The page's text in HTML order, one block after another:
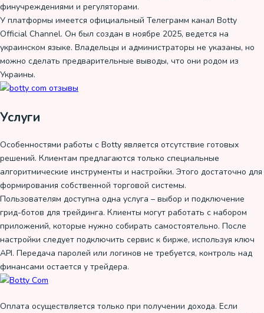
финучреждениями и регуляторами.
У платформы имеется официальный Телеграмм канал Botty
Official Channel. Он был создан в ноябре 2025, ведется на
украинском языке. Владельцы и администраторы не указаны, но
можно сделать предварительные выводы, что они родом из
Украины.
Услуги
Особенностями работы с Botty является отсутствие готовых
решений. Клиентам предлагаются только специальные
алгоритмические инструменты и настройки. Этого достаточно для
формирования собственной торговой системы.
Пользователям доступна одна услуга – выбор и подключение
грид-ботов для трейдинга. Клиенты могут работать с набором
приложений, которые нужно собирать самостоятельно. После
настройки следует подключить сервис к бирже, используя ключ
API. Передача паролей или логинов не требуется, контроль над
финансами остается у трейдера.
Оплата осуществляется только при получении дохода. Если